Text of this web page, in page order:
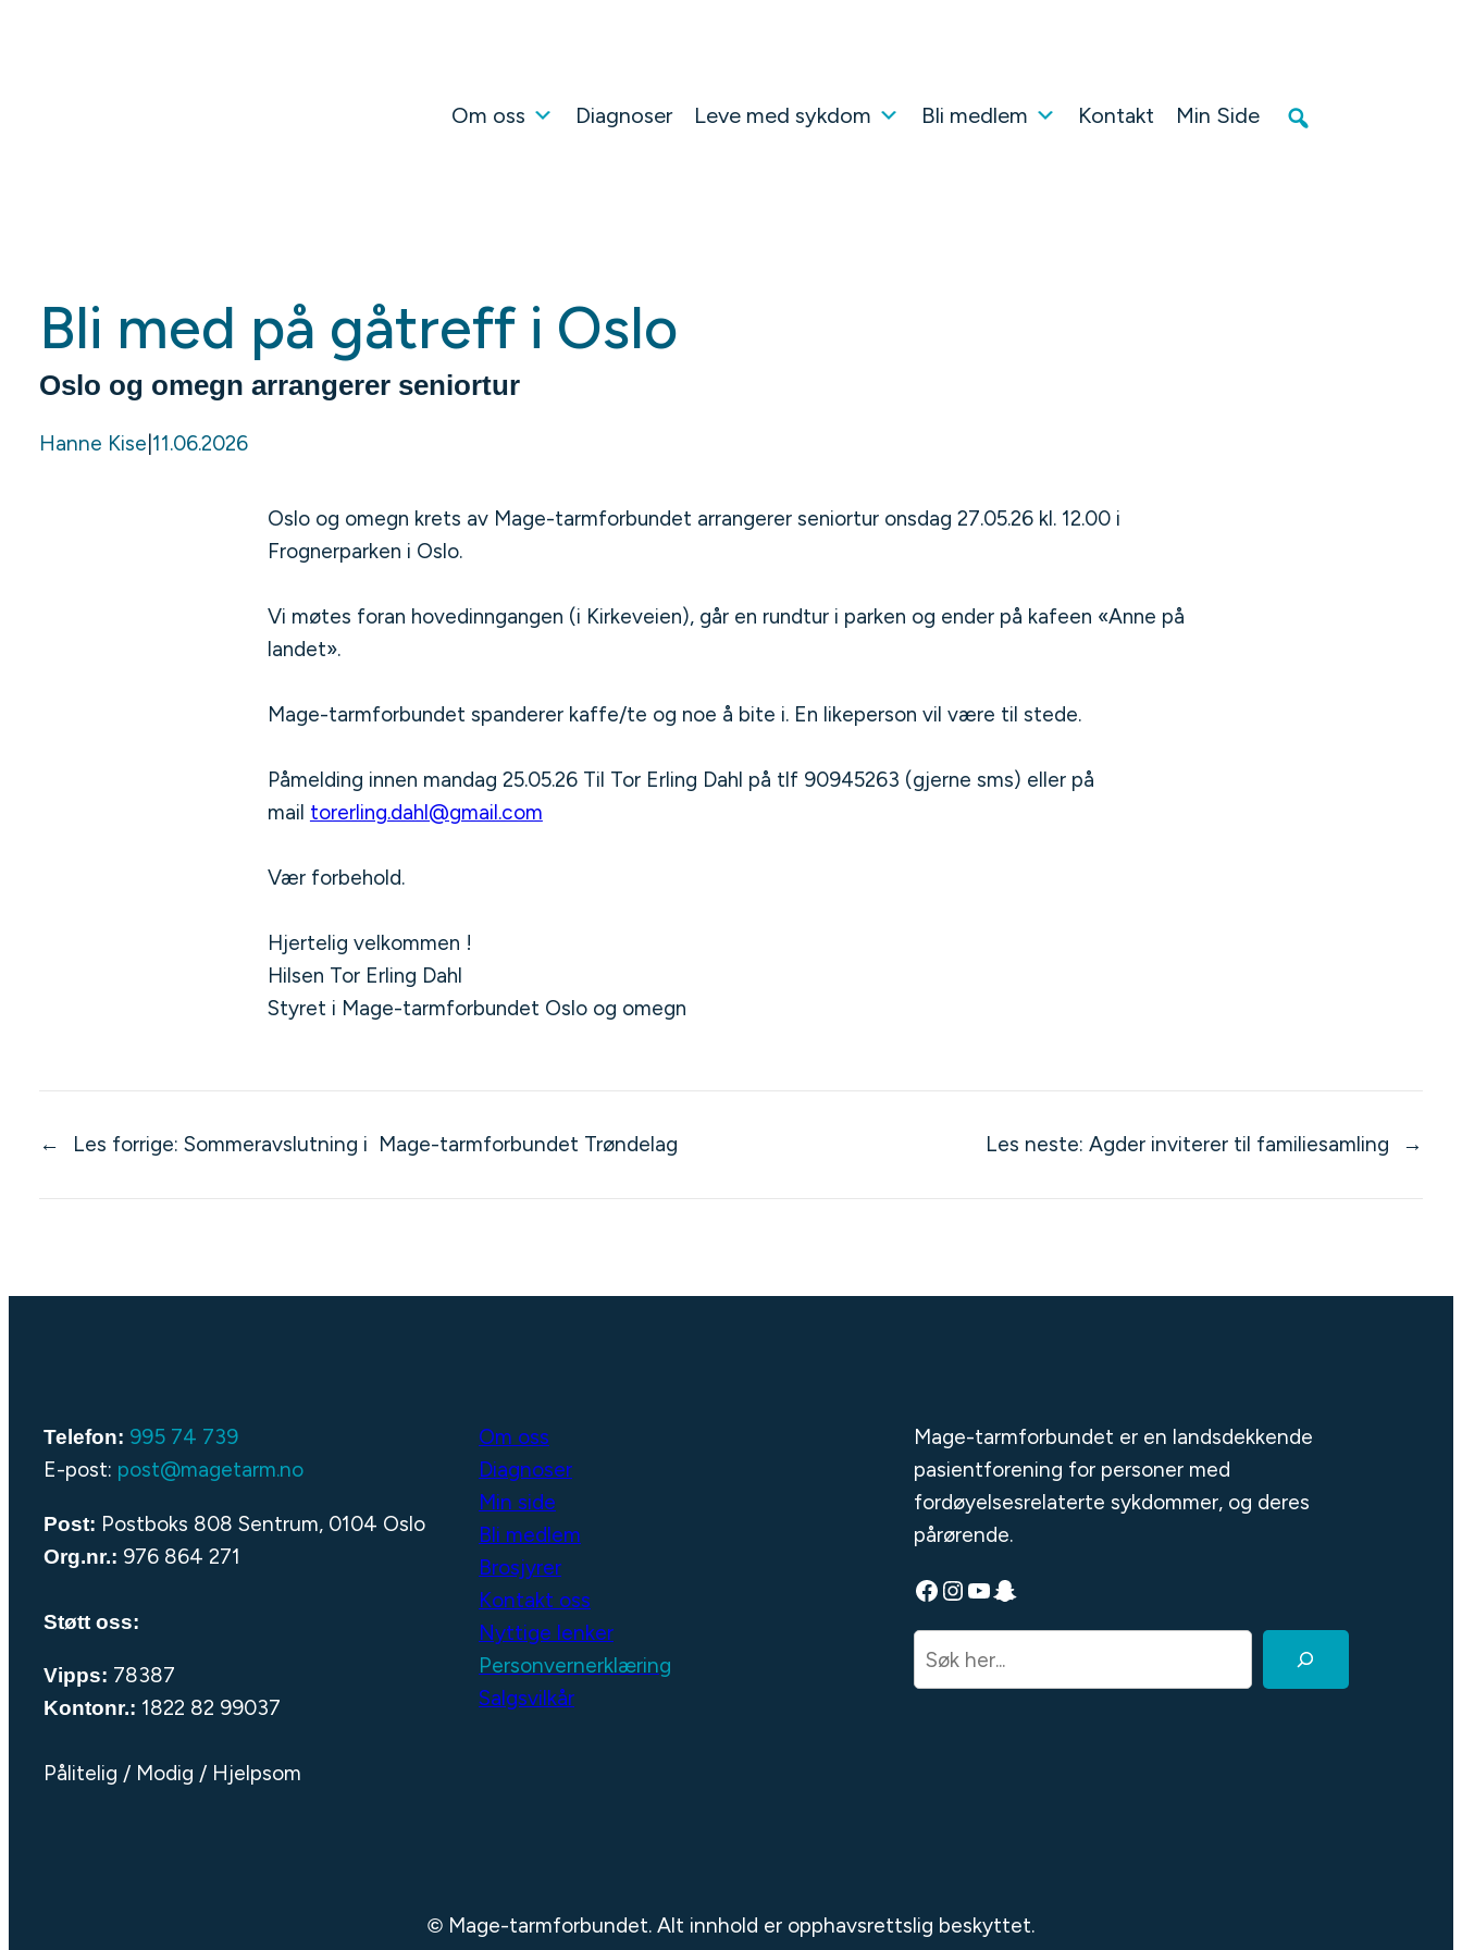
Om oss Diagnoser Leve med sykdom Bli medlem Kontakt Min Side
Bli med på gåtreff i Oslo
Oslo og omegn arrangerer seniortur
Hanne Kise 11.06.2026
Oslo og omegn krets av Mage-tarmforbundet arrangerer seniortur onsdag 27.05.26 kl. 12.00 i
Frognerparken i Oslo.
Vi møtes foran hovedinngangen (i Kirkeveien), går en rundtur i parken og ender på kafeen «Anne på
landet».
Mage-tarmforbundet spanderer kaffe/te og noe å bite i. En likeperson vil være til stede.
Påmelding innen mandag 25.05.26 Til Tor Erling Dahl på tlf 90945263 (gjerne sms) eller på
mail torerling.dahl@gmail.com
Vær forbehold.
Hjertelig velkommen !
Hilsen Tor Erling Dahl
Styret i Mage-tarmforbundet Oslo og omegn
← Les forrige: Sommeravslutning i Mage-tarmforbundet Trøndelag Les neste: Agder inviterer til familiesamling →
Telefon: 995 74 739
E-post: post@magetarm.no
Post: Postboks 808 Sentrum, 0104 Oslo
Org.nr.: 976 864 271
Støtt oss:
Vipps: 78387
Kontonr.: 1822 82 99037
Pålitelig / Modig / Hjelpsom
Om oss
Diagnoser
Min side
Bli medlem
Brosjyrer
Kontakt oss
Nyttige lenker
Personvernerklæring
Salgsvilkår
Mage-tarmforbundet er en landsdekkende
pasientforening for personer med
fordøyelsesrelaterte sykdommer, og deres
pårørende.
Facebook Instagram YouTube Snapchat
© Mage-tarmforbundet. Alt innhold er opphavsrettslig beskyttet.